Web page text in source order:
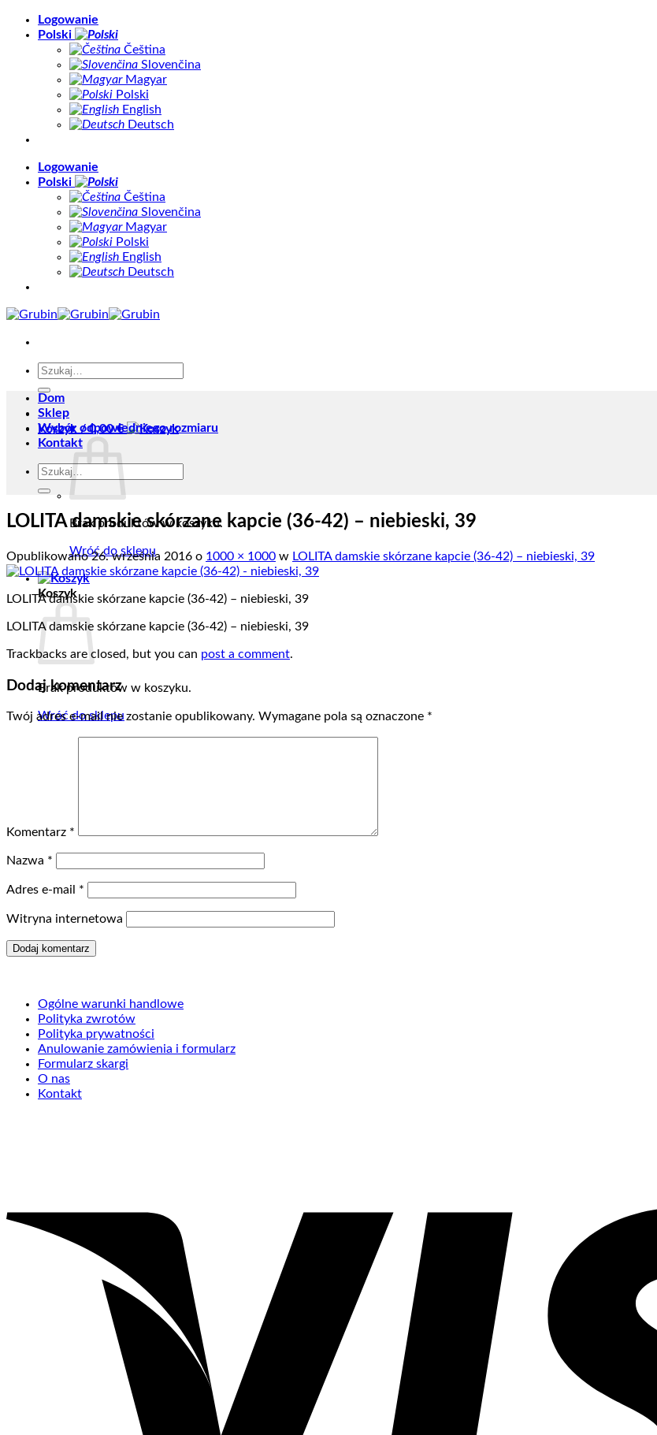
Skip
Logowanie
Polski
Čeština
Slovenčina
Magyar
Polski
English
Deutsch
Logowanie
Polski
Čeština
Slovenčina
Magyar
Polski
English
Deutsch
Szukaj:
Koszyk /0,00€
Brak produktów w koszyku.
Wróć do sklepu
Koszyk
Brak produktów w koszyku.
Wróć do sklepu
Dom
Sklep
Wybór odpowiedniego rozmiaru
Kontakt
Szukaj:
LOLITA damskie skórzane kapcie (36-42) – niebieski, 39
Opublikowano26. września 2016 o 1000 × 1000 w LOLITA damskie skórzane kapcie (36-42) – niebieski, 39
LOLITA damskie skórzane kapcie (36-42) – niebieski, 39
LOLITA damskie skórzane kapcie (36-42) – niebieski, 39
Trackbacks are closed, but you can post a comment.
Dodaj komentarz
Twój adres e-mail nie zostanie opublikowany. Wymagane pola są oznaczone *
Komentarz *
Nazwa *
Adres e-mail *
Witryna internetowa
Ogólne warunki handlowe
Polityka zwrotów
Polityka prywatności
Anulowanie zamówienia i formularz
Formularz skargi
O nas
Kontakt